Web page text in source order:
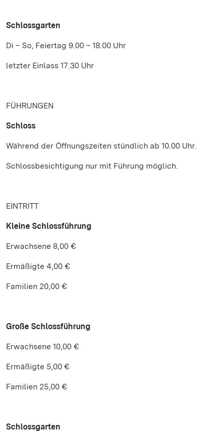
Schlossgarten
Di – So, Feiertag 9.00 – 18.00 Uhr
letzter Einlass 17.30 Uhr
FÜHRUNGEN
Schloss
Während der Öffnungszeiten stündlich ab 10.00 Uhr.
Schlossbesichtigung nur mit Führung möglich.
EINTRITT
Kleine Schlossführung
Erwachsene 8,00 €
Ermäßigte 4,00 €
Familien 20,00 €
Große Schlossführung
Erwachsene 10,00 €
Ermäßigte 5,00 €
Familien 25,00 €
Schlossgarten